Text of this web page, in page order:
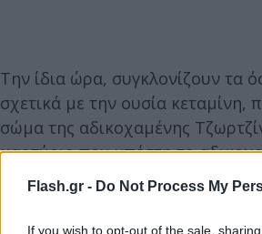
Flash.gr - Do Not Process My
If you wish to opt-out of the sale,
Την ίδια ώρα, συγκλονίζουν τα
σχετικά με την ουσία κεταμίνη,
σώμα της αδικοχαμένης
μαρτύριο που υπέστη το